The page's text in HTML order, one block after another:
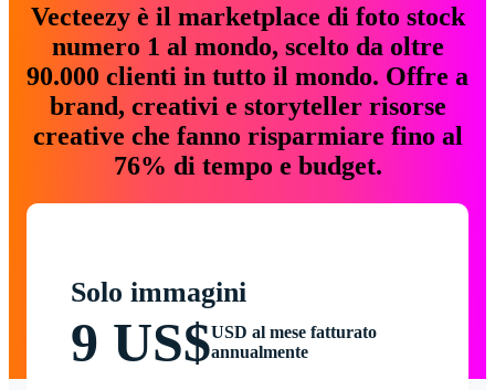
Vecteezy è il marketplace di foto stock
numero 1 al mondo, scelto da oltre
90.000 clienti in tutto il mondo. Offre a
brand, creativi e storyteller risorse
creative che fanno risparmiare fino al
76% di tempo e budget.
Solo immagini
9 US$USD al mese fatturato
annualmente